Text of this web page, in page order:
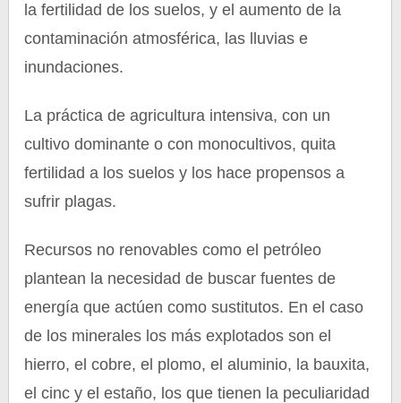
la fertilidad de los suelos, y el aumento de la
contaminación atmosférica, las lluvias e
inundaciones.
La práctica de agricultura intensiva, con un
cultivo dominante o con monocultivos, quita
fertilidad a los suelos y los hace propensos a
sufrir plagas.
Recursos no renovables como el petróleo
plantean la necesidad de buscar fuentes de
energía que actúen como sustitutos. En el caso
de los minerales los más explotados son el
hierro, el cobre, el plomo, el aluminio, la bauxita,
el cinc y el estaño, los que tienen la peculiaridad